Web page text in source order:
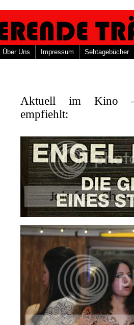
Über Uns Impressum Sehtagebücher
Aktuell im Kino –
empfiehlt: